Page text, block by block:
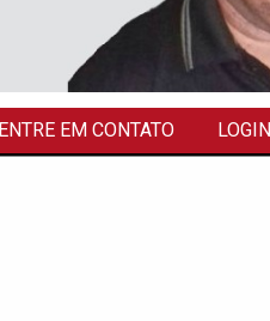
ENTRE EM CONTATO LOGIN